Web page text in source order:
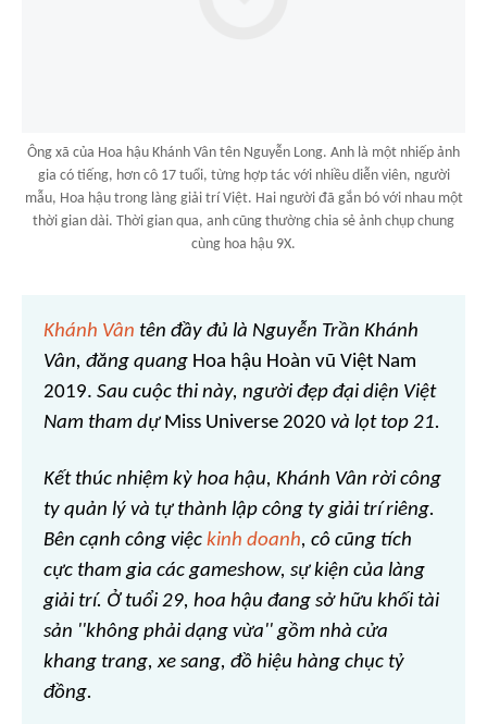
Ông xã của Hoa hậu Khánh Vân tên Nguyễn Long. Anh là một nhiếp ảnh
gia có tiếng, hơn cô 17 tuổi, từng hợp tác với nhiều diễn viên, người
mẫu, Hoa hậu trong làng giải trí Việt. Hai người đã gắn bó với nhau một
thời gian dài. Thời gian qua, anh cũng thường chia sẻ ảnh chụp chung
cùng hoa hậu 9X.
Khánh Vân tên đầy đủ là Nguyễn Trần Khánh
Vân, đăng quang Hoa hậu Hoàn vũ Việt Nam
2019. Sau cuộc thi này, người đẹp đại diện Việt
Nam tham dự Miss Universe 2020 và lọt top 21.
Kết thúc nhiệm kỳ hoa hậu, Khánh Vân rời công
ty quản lý và tự thành lập công ty giải trí riêng.
Bên cạnh công việc kinh doanh, cô cũng tích
cực tham gia các gameshow, sự kiện của làng
giải trí. Ở tuổi 29, hoa hậu đang sở hữu khối tài
sản ''không phải dạng vừa'' gồm nhà cửa
khang trang, xe sang, đồ hiệu hàng chục tỷ
đồng.